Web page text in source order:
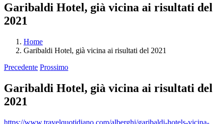
Garibaldi Hotel, già vicina ai risultati del
2021
Home
Garibaldi Hotel, già vicina ai risultati del 2021
Precedente Prossimo
Garibaldi Hotel, già vicina ai risultati del
2021
https://www.travelquotidiano.com/alberghi/garibaldi-hotels-vicina-